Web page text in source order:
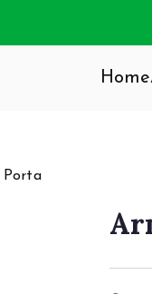
é parte integrante
Home
Porta